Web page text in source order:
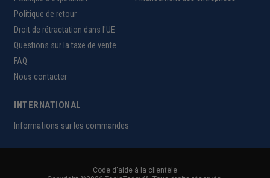
Politique de retour
Droit de rétractation dans l'UE
Questions sur la taxe de vente
FAQ
Nous contacter
INTERNATIONAL
Informations sur les commandes
Code d'aide à la clientèle